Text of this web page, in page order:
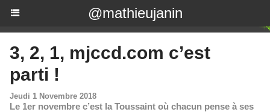
@mathieujanin
3, 2, 1, mjccd.com c’est
parti !
Jeudi 1 Novembre 2018
Le 1er novembre c’est la Toussaint où chacun pense à ses